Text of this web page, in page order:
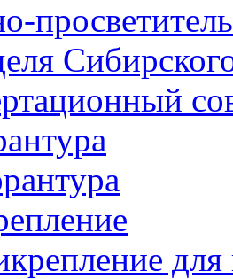
для